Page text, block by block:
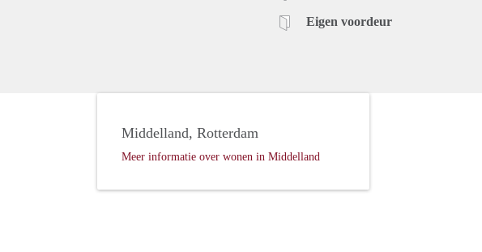
Eigen voordeur
Middelland, Rotterdam
Meer informatie over wonen in Middelland